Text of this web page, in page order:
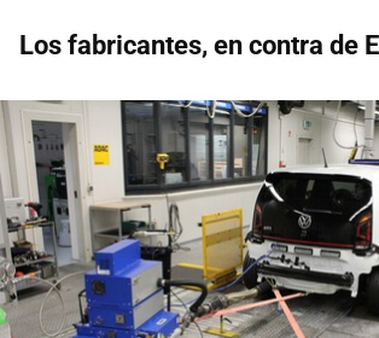
Los fabricantes, en contra de